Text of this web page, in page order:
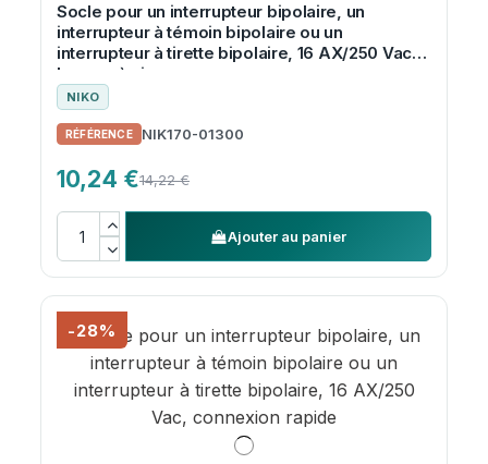
Socle pour un interrupteur bipolaire, un
interrupteur à témoin bipolaire ou un
interrupteur à tirette bipolaire, 16 AX/250 Vac,
bornes à vis
NIKO
NIK170-01300
10,24 €14,22 €
Ajouter au panier
-28%